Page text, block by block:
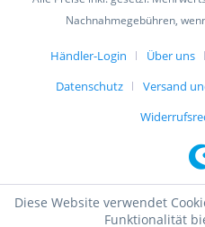
verstanden und stimme zu. *
Mit * gekennzeichnete
Nachnahmegebühren,
Händler-Login Über uns
Datenschutz
Versand
Diese Website verwendet
Funktionalität